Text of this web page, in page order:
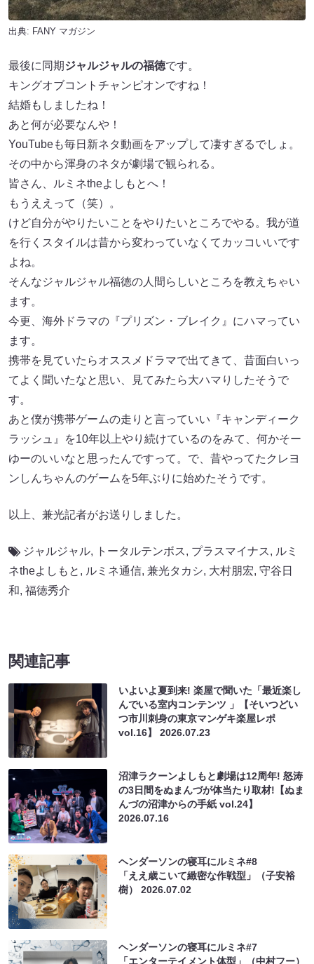
出典: FANY マガジン
最後に同期ジャルジャルの福徳です。
キングオブコントチャンピオンですね！
結婚もしましたね！
あと何が必要なんや！
YouTubeも毎日新ネタ動画をアップして凄すぎるでしょ。
その中から渾身のネタが劇場で観られる。
皆さん、ルミネtheよしもとへ！
もうええって（笑）。
けど自分がやりたいことをやりたいところでやる。我が道
を行くスタイルは昔から変わっていなくてカッコいいです
よね。
そんなジャルジャル福徳の人間らしいところを教えちゃい
ます。
今更、海外ドラマの『プリズン・ブレイク』にハマってい
ます。
携帯を見ていたらオススメドラマで出てきて、昔面白いっ
てよく聞いたなと思い、見てみたら大ハマりしたそうで
す。
あと僕が携帯ゲームの走りと言っていい『キャンディーク
ラッシュ』を10年以上やり続けているのをみて、何かそー
ゆーのいいなと思ったんですって。で、昔やってたクレヨ
ンしんちゃんのゲームを5年ぶりに始めたそうです。
以上、兼光記者がお送りしました。
ジャルジャル, トータルテンボス, プラスマイナス, ルミ
ネtheよしもと , ルミネ通信, 兼光タカシ, 大村朋宏, 守谷日
和, 福徳秀介
関連記事
いよいよ夏到来! 楽屋で聞いた「最近楽し
んでいる室内コンテンツ 」【そいつどい
つ市川刺身の東京マンゲキ楽屋レポ
vol.16】2026.07.23
沼津ラクーンよしもと劇場は12周年! 怒涛
の3日間をぬまんづが体当たり取材!【ぬま
んづの沼津からの手紙 vol.24】
2026.07.16
ヘンダーソンの寝耳にルミネ#8
「ええ歳こいて緻密な作戦型」（子安裕
樹）2026.07.02
ヘンダーソンの寝耳にルミネ#7
「エンターテイメント体型」（中村フー）